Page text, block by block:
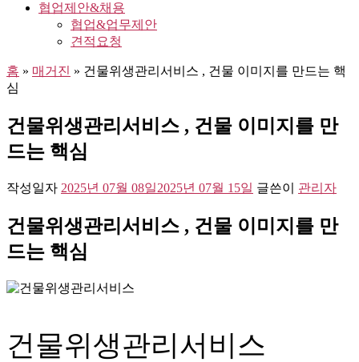
협업제안&채용
협업&업무제안
견적요청
홈 » 매거진 » 건물위생관리서비스 , 건물 이미지를 만드는 핵
심
건물위생관리서비스 , 건물 이미지를 만
드는 핵심
작성일자 2025년 07월 08일2025년 07월 15일 글쓴이 관리자
건물위생관리서비스 , 건물 이미지를 만
드는 핵심
건물위생관리서비스